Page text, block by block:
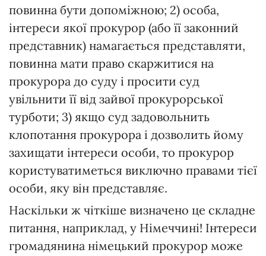
повинна бути допоміжною; 2) особа,
інтереси якої прокурор (або її законний
представник) намагається представляти,
повинна мати право скаржитися на
прокурора до суду і просити суд
увільнити її від зайвої прокурорської
турботи; 3) якщо суд задовольнить
клопотання прокурора і дозволить йому
захищати інтереси особи, то прокурор
користуватиметься виключно правами тієї
особи, яку він представляє.
Наскільки ж чіткіше визначено це складне
питання, наприклад, у Німеччині! Інтереси
громадянина німецький прокурор може